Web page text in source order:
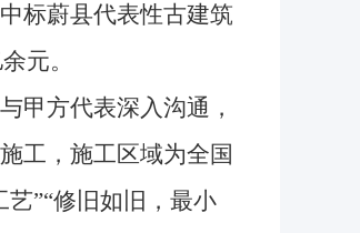
标蔚县代表性古建筑
元。
方代表深入沟通，
工，施工区域为全国
”“修旧如旧，最小